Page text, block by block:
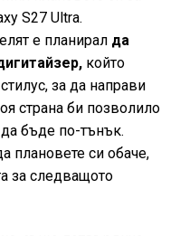
S27 Ultra.
е планирал да
който
за да направи
страна би позволило
бъде по-тънък.
плановете си обаче,
за следващото